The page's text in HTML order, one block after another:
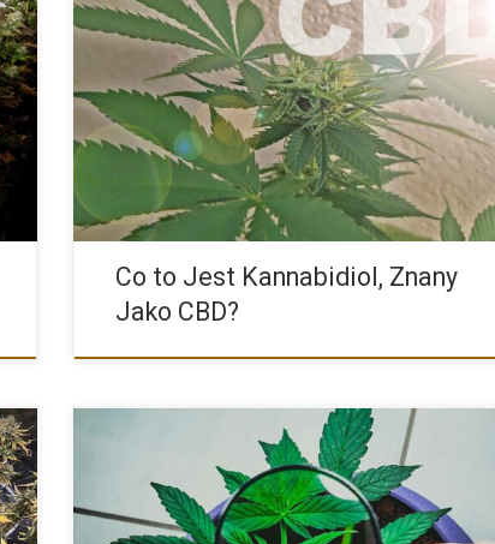
CBD, czyli kannabidiol, jest jednym z ponad 100
chemicznych znanych jako kannabinoidy, które
głównie w roślinie konopi przemysłowej […]
Co to Jest Kannabidiol, Znany
Jako CBD?
Fenotyp to termin używany w genetyce do opisania